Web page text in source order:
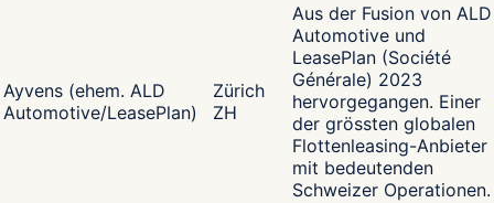
Ayvens (ehem. ALD
Automotive/LeasePlan)
Zürich
ZH
Aus der Fusion von ALD
Automotive und
LeasePlan (Société
Générale) 2023
hervorgegangen. Einer
der grössten globalen
Flottenleasing-Anbieter
mit bedeutenden
Schweizer Operationen.